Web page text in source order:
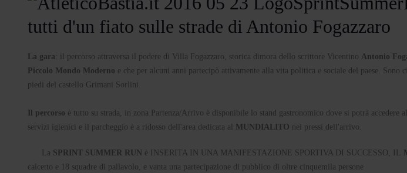
tutti d'un fiato sulle strade di Antonio Fogazzaro
La gara : il percorso attraversa il podere di Villa Fogazzaro, storica dimora dello scrittore Vicentino Antonio
Piccolo Mondo Moderno e che per alcuni anni partecipò attivamente alla vita politica e sociale del paese. Sono
piedi del castello Grimani Sorlini.
Il percorso è tutto su strada, in zona Partenza/Arrivo è disponibile lo stand gastronomico dove si potrà accedere
servizi igienici e il parcheggio è a ridosso dell'area dedicata al
MUNDIALITO nei pressi dell'arrivo.
La SPRINT SUMMER RUN è INSERITA IN UNA MANIFESTAZIONE SPORTIVA DI SUCCESSO, IL
calcetto e 18 squadre di pallavolo, e vanta una partecipazione di pubblico di oltre cinquemila persone